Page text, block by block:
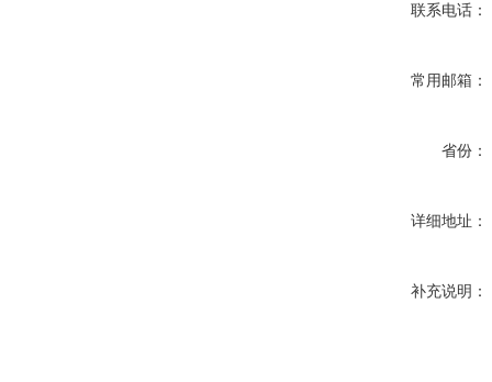
联系电话：
常用邮箱：
省份：
详细地址：
补充说明：